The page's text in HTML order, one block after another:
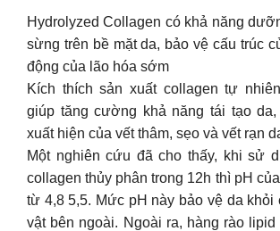
Hydrolyzed Collagen có khả năng
sừng trên bề mặt da, bảo vệ cấu trúc
động của lão hóa sớm
Kích thích sản xuất collagen tự
giúp tăng cường khả năng tái tạo
xuất hiện của vết thâm, sẹo và vết rạn
Một nghiên cứu đã cho thấy, khi sử
collagen thủy phân trong 12h thì pH
từ 4,8 5,5. Mức pH này bảo vệ da khỏi
vật bên ngoài. Ngoài ra, hàng rào lipid